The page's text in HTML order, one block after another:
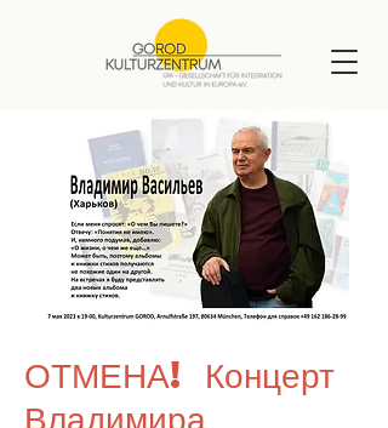
ОТМЕНА! Концерт
Владимира